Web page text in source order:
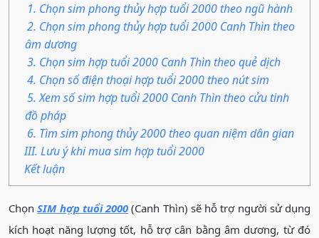
1. Chọn sim phong thủy hợp tuổi 2000 theo ngũ hành
2. Chọn sim phong thủy hợp tuổi 2000 Canh Thìn theo
âm dương
3. Chọn sim hợp tuổi 2000 Canh Thìn theo quẻ dịch
4. Chọn số điện thoại hợp tuổi 2000 theo nút sim
5. Xem số sim hợp tuổi 2000 Canh Thìn theo cửu tinh
đồ pháp
6. Tìm sim phong thủy 2000 theo quan niệm dân gian
III. Lưu ý khi mua sim hợp tuổi 2000
Kết luận
ChọnSIM hợp tuổi 2000 (Canh Thìn) sẽ hỗ trợ người sử dụng
kích hoạt năng lượng tốt, hỗ trợ cân bằng âm dương, từ đó